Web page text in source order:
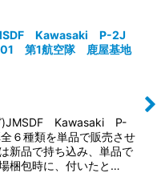
Kawasaki P-2J
第1航空隊 鹿屋基地
Kawasaki P-
種類を単品で販売させ
新品で持ち込み、単品で
梱包時に、付いたと…